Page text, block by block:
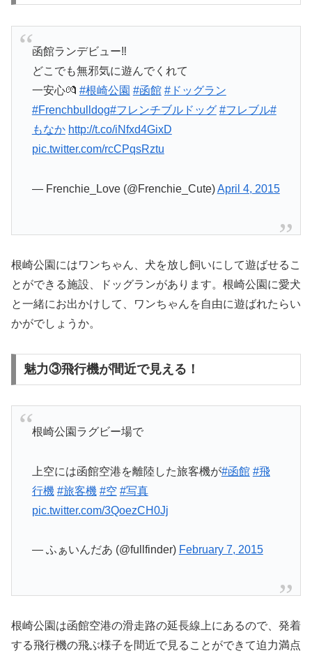
函館ランデビュー‼️
どこでも無邪気に遊んでくれて
一安心💏 #根崎公園 #函館 #ドッグラン
#Frenchbulldog#フレンチブルドッグ #フレブル#
もなか http://t.co/iNfxd4GixD
pic.twitter.com/rcCPqsRztu
— Frenchie_Love (@Frenchie_Cute)April 4, 2015
根崎公園にはワンちゃん、犬を放し飼いにして遊ばせるこ
とができる施設、ドッグランがあります。根崎公園に愛犬
と一緒にお出かけして、ワンちゃんを自由に遊ばれたらい
かがでしょうか。
魅力③飛行機が間近で見える！
根崎公園ラグビー場で
上空には函館空港を離陸した旅客機が#函館 #飛
行機 #旅客機 #空 #写真
pic.twitter.com/3QoezCH0Jj
— ふぁいんだあ (@fullfinder) February 7, 2015
根崎公園は函館空港の滑走路の延長線上にあるので、発着
する飛行機の飛ぶ様子を間近で見ることができて迫力満点